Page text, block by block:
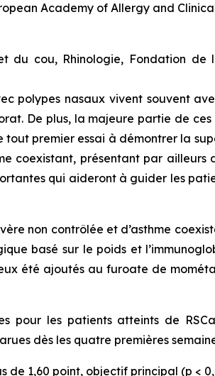
Academy of Allergy and
cou, Rhinologie, Fondation de
polypes nasaux vivent souvent
De plus, la majeure partie de
tout premier essai à démontrer la
coexistant, présentant par
qui aideront à guider les
non contrôlée et d’asthme
basé sur le poids et
été ajoutés au furoate de
pour les patients atteints de
dès les quatre premières
de 1,60 point, objectif principal (p <